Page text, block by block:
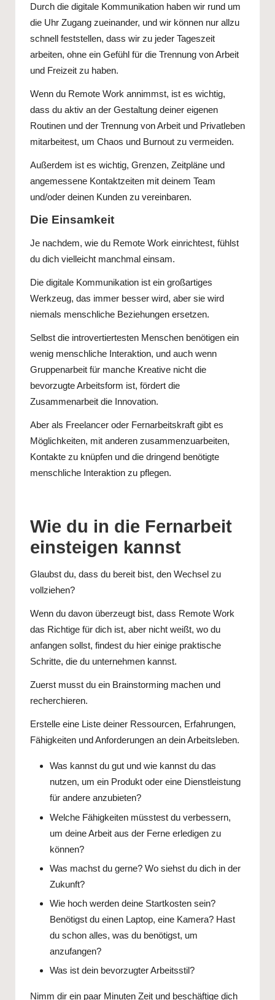
Durch die digitale Kommunikation haben wir rund um
die Uhr Zugang zueinander, und wir können nur allzu
schnell feststellen, dass wir zu jeder Tageszeit
arbeiten, ohne ein Gefühl für die Trennung von Arbeit
und Freizeit zu haben.
Wenn du Remote Work annimmst, ist es wichtig,
dass du aktiv an der Gestaltung deiner eigenen
Routinen und der Trennung von Arbeit und Privatleben
mitarbeitest, um Chaos und Burnout zu vermeiden.
Außerdem ist es wichtig, Grenzen, Zeitpläne und
angemessene Kontaktzeiten mit deinem Team
und/oder deinen Kunden zu vereinbaren.
Die Einsamkeit
Je nachdem, wie du Remote Work einrichtest, fühlst
du dich vielleicht manchmal einsam.
Die digitale Kommunikation ist ein großartiges
Werkzeug, das immer besser wird, aber sie wird
niemals menschliche Beziehungen ersetzen.
Selbst die introvertiertesten Menschen benötigen ein
wenig menschliche Interaktion, und auch wenn
Gruppenarbeit für manche Kreative nicht die
bevorzugte Arbeitsform ist, fördert die
Zusammenarbeit die Innovation.
Aber als Freelancer oder Fernarbeitskraft gibt es
Möglichkeiten, mit anderen zusammenzuarbeiten,
Kontakte zu knüpfen und die dringend benötigte
menschliche Interaktion zu pflegen.
Wie du in die Fernarbeit
einsteigen kannst
Glaubst du, dass du bereit bist, den Wechsel zu
vollziehen?
Wenn du davon überzeugt bist, dass Remote Work
das Richtige für dich ist, aber nicht weißt, wo du
anfangen sollst, findest du hier einige praktische
Schritte, die du unternehmen kannst.
Zuerst musst du ein Brainstorming machen und
recherchieren.
Erstelle eine Liste deiner Ressourcen, Erfahrungen,
Fähigkeiten und Anforderungen an dein Arbeitsleben.
Was kannst du gut und wie kannst du das
nutzen, um ein Produkt oder eine Dienstleistung
für andere anzubieten?
Welche Fähigkeiten müsstest du verbessern,
um deine Arbeit aus der Ferne erledigen zu
können?
Was machst du gerne? Wo siehst du dich in der
Zukunft?
Wie hoch werden deine Startkosten sein?
Benötigst du einen Laptop, eine Kamera? Hast
du schon alles, was du benötigst, um
anzufangen?
Was ist dein bevorzugter Arbeitsstil?
Nimm dir ein paar Minuten Zeit und beschäftige dich